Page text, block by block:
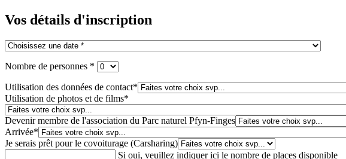
Vos détails d'inscription
Nombre de personnes *
Utilisation des données de contact*
Utilisation de photos et de films*
Devenir membre de l'association du Parc naturel Pfyn-Finges
Arrivée*
Je serais prêt pour le covoiturage (Carsharing)
Si oui, veuillez indiquer ici le nombre de places disponible